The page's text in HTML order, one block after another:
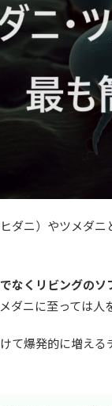
ダニ）やツメダ
なくリビングの
ダニに至っては人
て爆発的に増え